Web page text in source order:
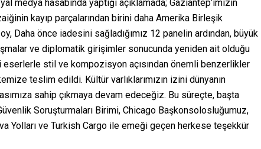
medya hasabında yaptığı açıklamada; Gaziantep’imizin
kayıp parçalarından birini daha Amerika Birleşik
Daha önce iadesini sağladığımız 12 panelin ardından, büyük
ve diplomatik girişimler sonucunda yeniden ait olduğu
stil ve kompozisyon açısından önemli benzerlikler
teslim edildi. Kültür varlıklarımızın izini dünyanın
sahip çıkmaya devam edeceğiz. Bu süreçte, başta
Soruşturmaları Birimi, Chicago Başkonsolosluğumuz,
Yolları ve Turkish Cargo ile emeği geçen herkese teşekkür